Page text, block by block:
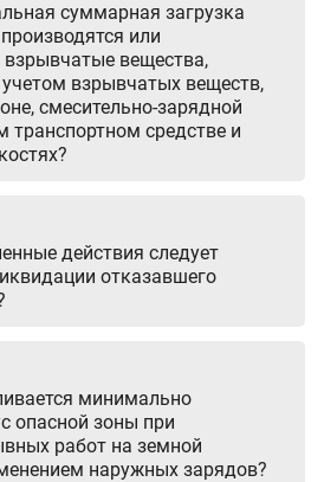
суммарная загрузка
или
вещества,
учетом взрывчатых веществ,
смесительно-зарядной
средстве и
действия следует
отказавшего
минимально
опасной зоны при
работ на земной
наружных зарядов?